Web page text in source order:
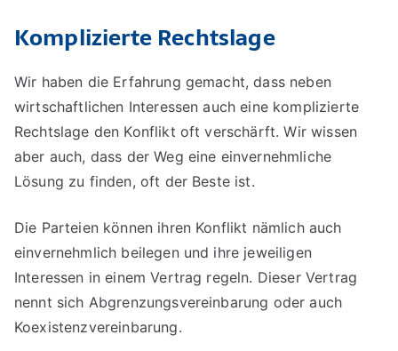
Komplizierte Rechtslage
Wir haben die Erfahrung gemacht, dass neben
wirtschaftlichen Interessen auch eine komplizierte
Rechtslage den Konflikt oft verschärft. Wir wissen
aber auch, dass der Weg eine einvernehmliche
Lösung zu finden, oft der Beste ist.
Die Parteien können ihren Konflikt nämlich auch
einvernehmlich beilegen und ihre jeweiligen
Interessen in einem Vertrag regeln. Dieser Vertrag
nennt sich Abgrenzungsvereinbarung oder auch
Koexistenzvereinbarung.